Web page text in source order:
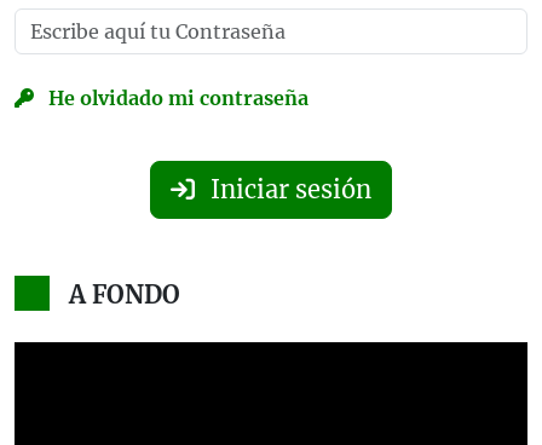
He olvidado mi contraseña
Iniciar sesión
A FONDO